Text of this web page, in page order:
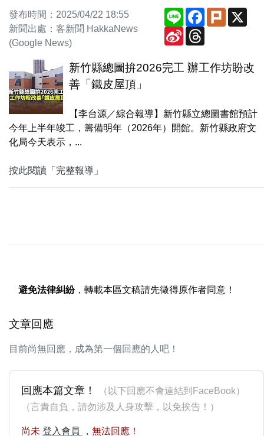
發布時間：2025/04/22 18:55
新聞出處：客新聞 HakkaNews
(Google News)
Line Facebook
PlurkX
Sina
Weibo
Threads
新竹縣總圖拚2026完工 辦工作坊盼改
善「鐵皮屋頂」
【李台源／綜合報導】新竹縣立總圖書館預計
今年上半年竣工，籌備明年（2026年）開館。新竹縣政府文
化局今天表示，...
按此閱讀「完整報導」
避免法律糾紛，轉載本區文稿請先徵得原作者同意！
文章回應
目前尚無回應，成為第一個回應的人吧！
回應本篇文章！
（以下回應不會連結到FaceBook）
（言責自負，請勿涉及人身攻擊，以免挨告！）
尚未 登入會員 ，無法回應！